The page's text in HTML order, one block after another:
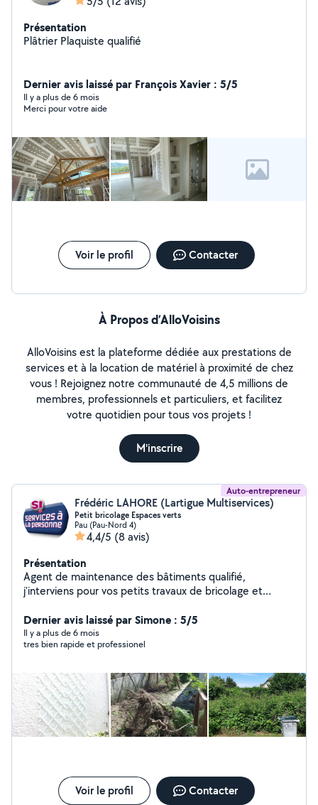
Présentation
Plâtrier Plaquiste qualifié
Dernier avis laissé par François Xavier : 5/5
Il y a plus de 6 mois
Merci pour votre aide
Voir le profil Contacter
À Propos d’AlloVoisins
AlloVoisins est la plateforme dédiée aux prestations de
services et à la location de matériel à proximité de chez
vous ! Rejoignez notre communauté de 4,5 millions de
membres, professionnels et particuliers, et facilitez
votre quotidien pour tous vos projets !
M'inscrire
Auto-entrepreneur
Frédéric LAHORE (Lartigue Multiservices)
Petit bricolage Espaces verts
Pau (Pau-Nord 4)
4,4/5 (8 avis)
Présentation
Agent de maintenance des bâtiments qualifié,
j'interviens pour vos petits travaux de bricolage et
peinture, papiers peints, montage de meuble....tout
comme l'entretien de votre jardin avec la taille de haie
et arbustes, tonte, scarification, désherbage, binage,
Personne, la moitié de vos frais sont déductibles de vos
impôts.
Dernier avis laissé par Simone : 5/5
Il y a plus de 6 mois
tres bien rapide et professionel
Voir le profil Contacter